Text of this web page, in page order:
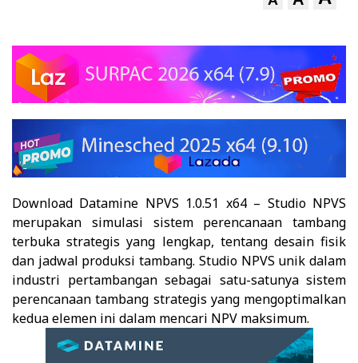
Download Datamine NPVS 1.0.51 x64 – Studio NPVS
merupakan simulasi sistem perencanaan tambang
terbuka strategis yang lengkap, tentang desain fisik
dan jadwal produksi tambang. Studio NPVS unik dalam
industri pertambangan sebagai satu-satunya sistem
perencanaan tambang strategis yang mengoptimalkan
kedua elemen ini dalam mencari NPV maksimum.